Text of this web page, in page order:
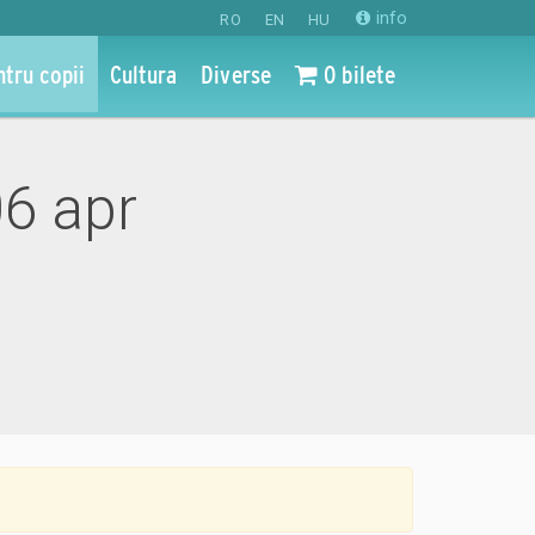
RO EN HU info
copii Cultura Diverse 0 bilete
apr